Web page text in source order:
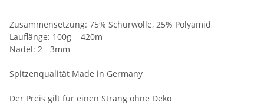
Zusammensetzung: 75% Schurwolle, 25% Polyamid
Lauflänge: 100g = 420m
Nadel: 2 - 3mm
Spitzenqualität Made in Germany
Der Preis gilt für einen Strang ohne Deko